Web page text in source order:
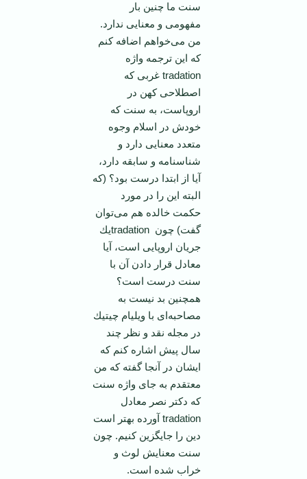
سنت ما چنین بار
مفهومی و معنایی ندارد.
من می‌خواهم اضافه كنم
كه این ترجمه واژه
tradation غربی كه
اصطلاحی كهن در
اروپاست، به سنت كه
خودش در اسلام وجوه
متعدد معنایی دارد و
شناسنامه و سابقه دارد،
آیا از ابتدا درست بود؟ (كه
البته این را در مورد
حكمت خالده هم می‌توان
گفت) چون tradationیك
جریان اروپایی است، آیا
معادل قرار دادن آن با
سنت درست است؟
همچنین بد نیست به
مصاحبه‌ای با ویلیام چیتیك
در مجله نقد و نظر چند
سال پیش اشاره كنم كه
ایشان در آنجا گفته كه من
معتقدم به جای واژه سنت
كه دكتر نصر معادل
tradation آورده بهتر است
دین را جایگزین كنیم. چون
سنت معنایش لوث و
خراب شده است.